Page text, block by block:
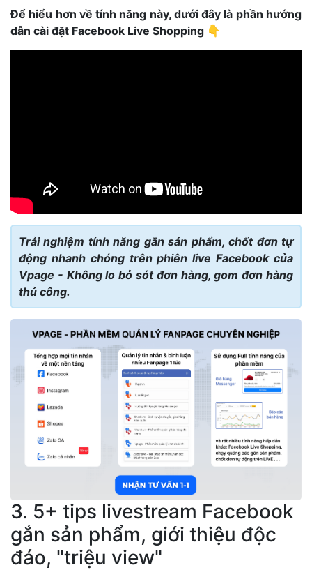
Để hiểu hơn về tính năng này, dưới đây là phần hướng
dẫn cài đặt Facebook Live Shopping 👇
Trải nghiệm tính năng gắn sản phẩm, chốt đơn tự
động nhanh chóng trên phiên live Facebook của
Vpage - Không lo bỏ sót đơn hàng, gom đơn hàng
thủ công.
3. 5+ tips livestream Facebook
gắn sản phẩm, giới thiệu độc
đáo, "triệu view"